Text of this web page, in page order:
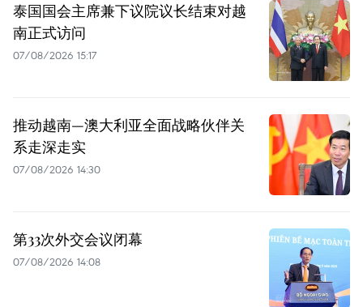
泰国国会主席兼下议院议长结束对越
南正式访问
07/08/2026 15:17
推动越南—澳大利亚全面战略伙伴关
系走深走实
07/08/2026 14:30
第33次外交会议闭幕
07/08/2026 14:08